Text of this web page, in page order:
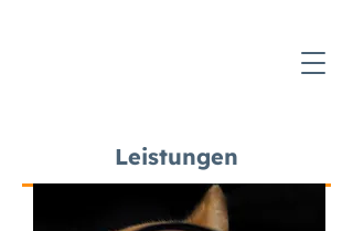
Leistungen